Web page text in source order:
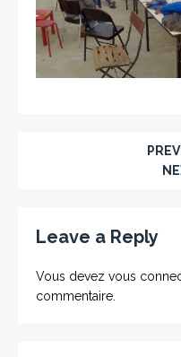
Leave a Reply
Vous devez vous
commentaire.